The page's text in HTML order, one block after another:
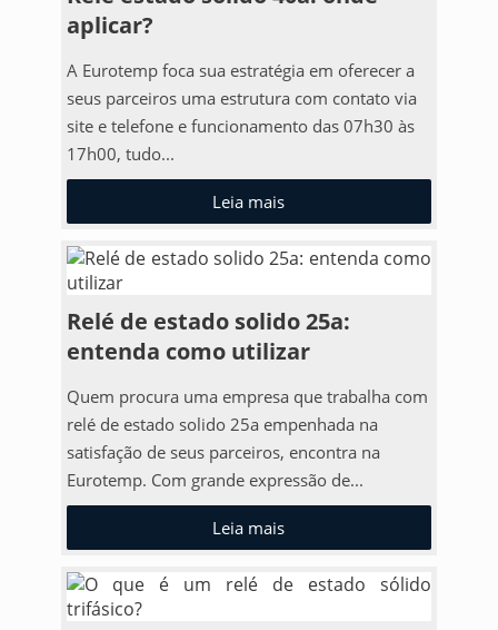
aplicar?
A Eurotemp foca sua estratégia em oferecer a
seus parceiros uma estrutura com contato via
site e telefone e funcionamento das 07h30 às
17h00, tudo...
Leia mais
Relé de estado solido 25a:
entenda como utilizar
Quem procura uma empresa que trabalha com
relé de estado solido 25a empenhada na
satisfação de seus parceiros, encontra na
Eurotemp. Com grande expressão de...
Leia mais